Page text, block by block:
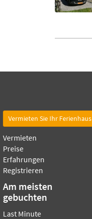
Vermieten Sie Ihr Ferienhaus
Vermieten
Preise
Erfahrungen
Registrieren
Am meisten
gebuchten
Last Minute